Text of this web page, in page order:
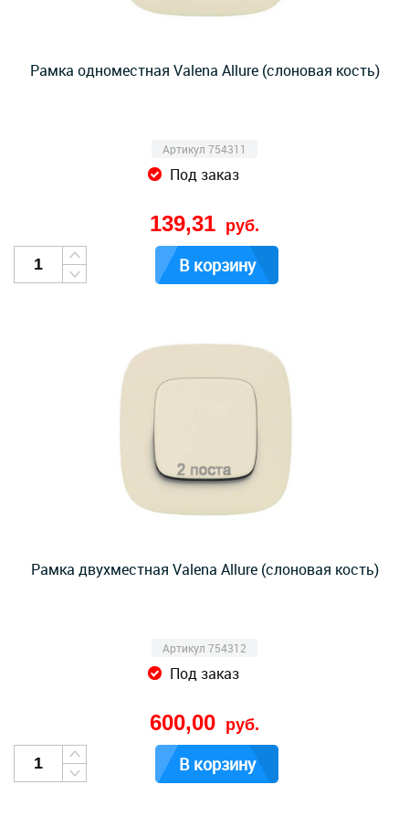
Рамка одноместная Valena Allure (слоновая кость)
Артикул 754311
Под заказ
139,31 руб.
В корзину
Рамка двухместная Valena Allure (слоновая кость)
Артикул 754312
Под заказ
600,00 руб.
В корзину